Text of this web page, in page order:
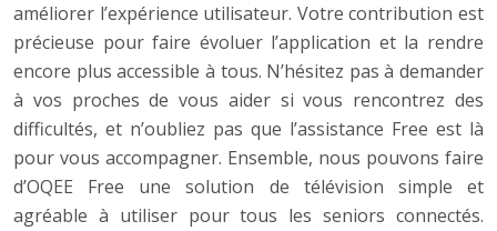
améliorer l’expérience utilisateur. Votre contribution est
précieuse pour faire évoluer l’application et la rendre
encore plus accessible à tous. N’hésitez pas à demander
à vos proches de vous aider si vous rencontrez des
difficultés, et n’oubliez pas que l’assistance Free est là
pour vous accompagner. Ensemble, nous pouvons faire
d’OQEE Free une solution de télévision simple et
agréable à utiliser pour tous les seniors connectés.